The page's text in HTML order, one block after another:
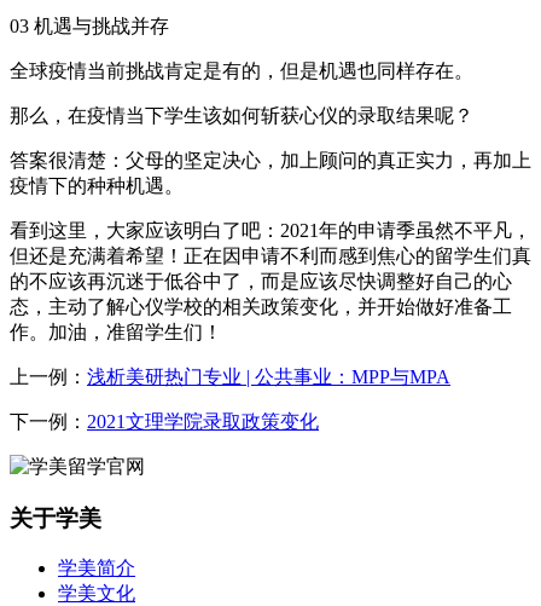
03 机遇与挑战并存
全球疫情当前挑战肯定是有的，但是机遇也同样存在。
那么，在疫情当下学生该如何斩获心仪的录取结果呢？
答案很清楚：父母的坚定决心，加上顾问的真正实力，再加上
疫情下的种种机遇。
看到这里，大家应该明白了吧：2021年的申请季虽然不平凡，
但还是充满着希望！正在因申请不利而感到焦心的留学生们真
的不应该再沉迷于低谷中了，而是应该尽快调整好自己的心
态，主动了解心仪学校的相关政策变化，并开始做好准备工
作。加油，准留学生们！
上一例： 浅析美研热门专业 | 公共事业：MPP与MPA
下一例： 2021文理学院录取政策变化
关于学美
学美简介
学美文化